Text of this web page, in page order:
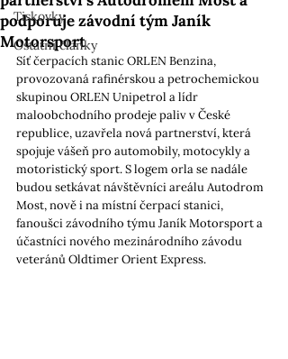
Tiskovky
Ostatní články
podporuje závodní tým Janík
Motorsport
Síť čerpacích stanic ORLEN Benzina,
provozovaná rafinérskou a petrochemickou
skupinou ORLEN Unipetrol a lídr
maloobchodního prodeje paliv v České
republice, uzavřela nová partnerství, která
spojuje vášeň pro automobily, motocykly a
motoristický sport. S logem orla se nadále
budou setkávat návštěvníci areálu Autodrom
Most, nově i na místní čerpací stanici,
fanoušci závodního týmu Janík Motorsport a
účastníci nového mezinárodního závodu
veteránů Oldtimer Orient Express.